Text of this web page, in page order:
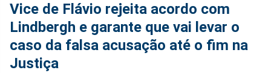
Vice de Flávio rejeita acordo com
Lindbergh e garante que vai levar o
caso da falsa acusação até o fim na
Justiça